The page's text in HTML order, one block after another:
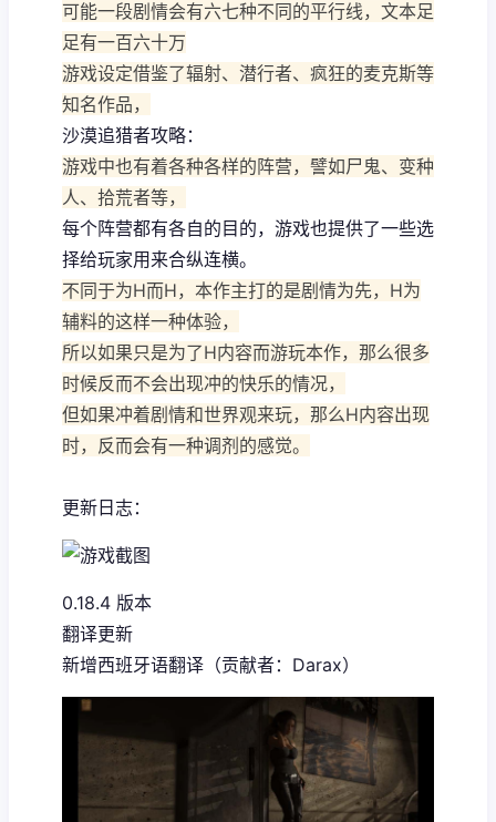
可能一段剧情会有六七种不同的平行线，文本足
足有一百六十万
游戏设定借鉴了辐射、潜行者、疯狂的麦克斯等
知名作品，
沙漠追猎者攻略：
游戏中也有着各种各样的阵营，譬如尸鬼、变种
人、拾荒者等，
每个阵营都有各自的目的，游戏也提供了一些选
择给玩家用来合纵连横。
不同于为H而H，本作主打的是剧情为先，H为
辅料的这样一种体验，
所以如果只是为了H内容而游玩本作，那么很多
时候反而不会出现冲的快乐的情况，
但如果冲着剧情和世界观来玩，那么H内容出现
时，反而会有一种调剂的感觉。
更新日志：
0.18.4 版本
翻译更新
新增西班牙语翻译（贡献者：Darax）